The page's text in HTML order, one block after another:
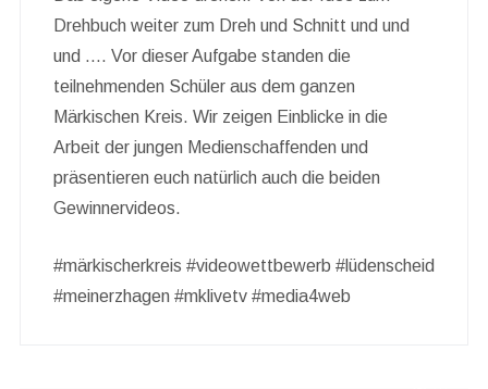
Drehbuch weiter zum Dreh und Schnitt und und
und …. Vor dieser Aufgabe standen die
teilnehmenden Schüler aus dem ganzen
Märkischen Kreis. Wir zeigen Einblicke in die
Arbeit der jungen Medienschaffenden und
präsentieren euch natürlich auch die beiden
Gewinnervideos.
#märkischerkreis #videowettbewerb #lüdenscheid
#meinerzhagen #mklivetv #media4web